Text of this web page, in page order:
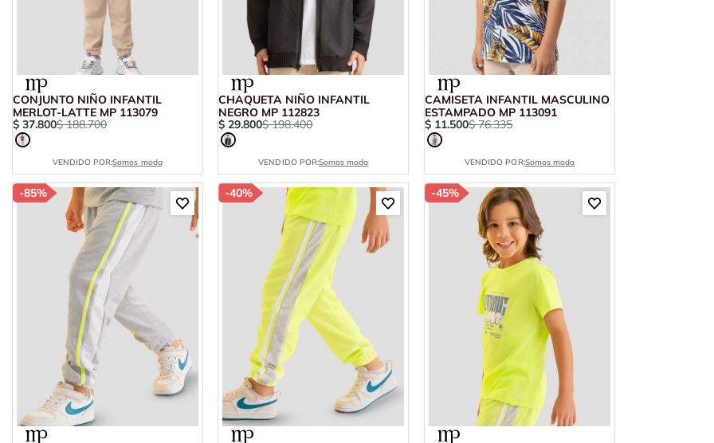
CONJUNTO NIÑO INFANTIL
MERLOT-LATTE MP 113079
$ 37.800$ 188.700
VENDIDO POR:Somos moda
CHAQUETA NIÑO INFANTIL
NEGRO MP 112823
$ 29.800$ 198.400
VENDIDO POR:Somos moda
CAMISETA INFANTIL MASCULINO
ESTAMPADO MP 113091
$ 11.500$ 76.335
VENDIDO POR:Somos moda
-85% -40% -45%